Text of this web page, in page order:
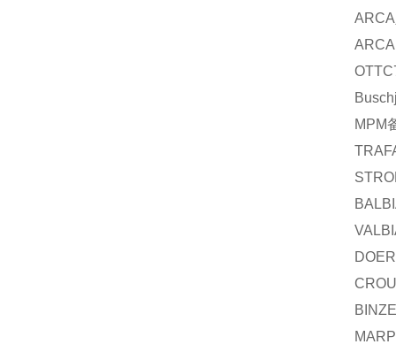
ARCA
ARCA
OTT
MPM